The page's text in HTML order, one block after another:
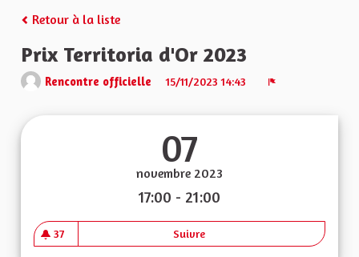
Retour à la liste
Prix Territoria d'Or 2023
Rencontre officielle
15/11/2023 14:43
07
novembre 2023
17:00 - 21:00
37
37 abonnés
Suivre Prix Territoria d'Or 2023